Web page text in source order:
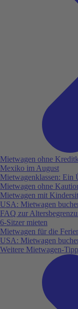
Mietwagen ohne
Mexiko im August
Mietwagenklassen: Ein
Mietwagen ohne
Mietwagen mit
USA: Mietwagen
FAQ zur
6-Sitzer mieten
Mietwagen für die
USA: Mietwagen
Weitere Mietwagen-